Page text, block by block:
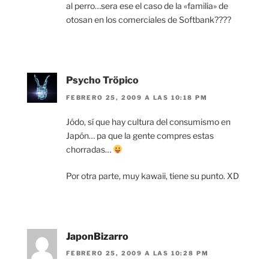
al perro…sera ese el caso de la «familia» de
otosan en los comerciales de Softbank????
Psycho Tröpico
FEBRERO 25, 2009 A LAS 10:18 PM
Jódo, sí que hay cultura del consumismo en
Japón… pa que la gente compres estas
chorradas…
Por otra parte, muy kawaii, tiene su punto. XD
JaponBizarro
FEBRERO 25, 2009 A LAS 10:28 PM